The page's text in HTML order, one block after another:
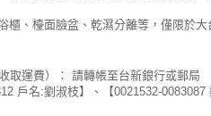
櫃、檯面臉盆、乾濕分離等，僅限於
取運費）： 請轉帳至台新銀行或郵局
戶名:劉淑枝】、【0021532-